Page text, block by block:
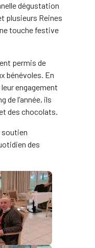
dégustation
plusieurs Reines
touche festive
permis de
bénévoles. En
engagement
de l’année, ils
des chocolats.
soutien
des